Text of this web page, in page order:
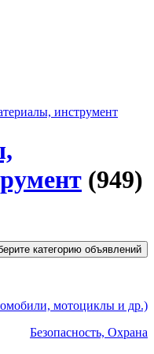
инструмент
(949)
категорию объявлений
мотоциклы и др.)
Безопасность, Охрана